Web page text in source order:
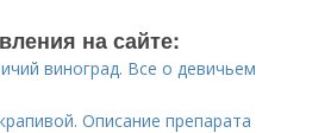
на сайте:
виноград. Все о девичьем
Описание препарата